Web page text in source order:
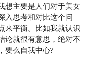
想主要是人们对于美女
入思考和对比这个问
来平衡。比如我就认识
论就很有意思，绝对不
要么自我中心?